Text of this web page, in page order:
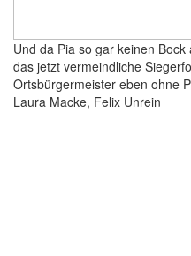
Und da Pia so gar keinen
das jetzt vermeindliche
Ortsbürgermeister eben ohne
Laura Macke, Felix Unrein